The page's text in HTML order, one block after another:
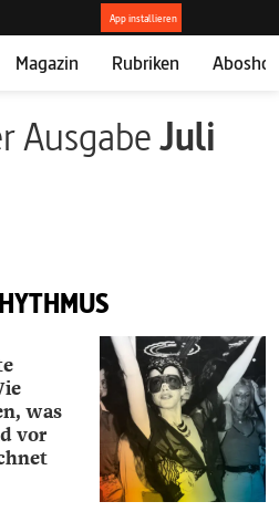
Magazin Rubriken
AusgabeJuli
was
vor